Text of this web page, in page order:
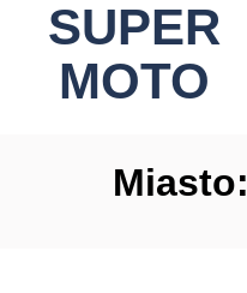
Miasto: